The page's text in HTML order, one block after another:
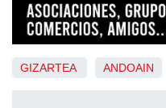
GIZARTEA ANDOAIN